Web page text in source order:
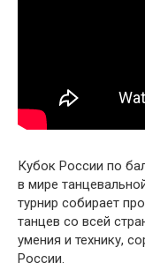
Кубок России по
в мире
турнир собирает
танцев со всей
умения и технику,
России.